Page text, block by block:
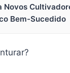
Novos
Bem-Sucedido